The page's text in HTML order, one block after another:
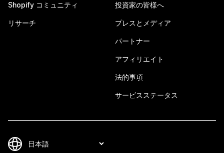
Shopify コミュニティ
リサーチ
投資家の皆様へ
プレスとメディア
パートナー
アフィリエイト
法的事項
サービスステータス